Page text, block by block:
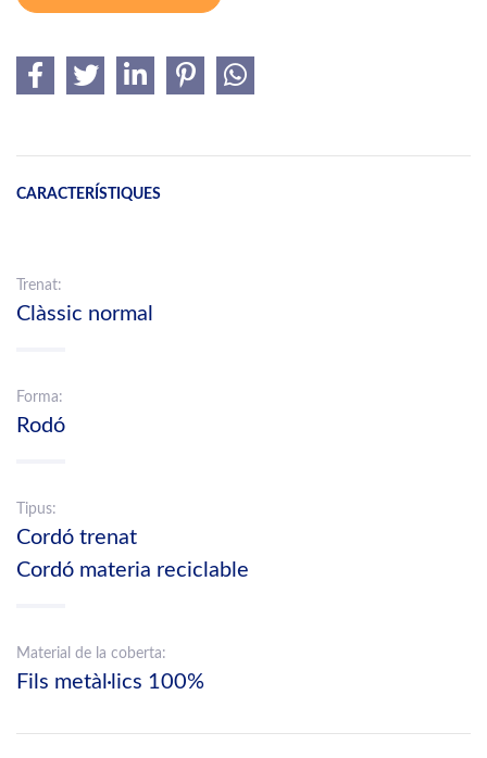
CARACTERÍSTIQUES
Trenat:
Clàssic normal
Forma:
Rodó
Tipus:
Cordó trenat
Cordó materia reciclable
Material de la coberta:
Fils metàl·lics 100%